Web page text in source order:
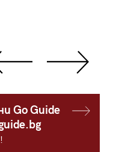
Go Guide